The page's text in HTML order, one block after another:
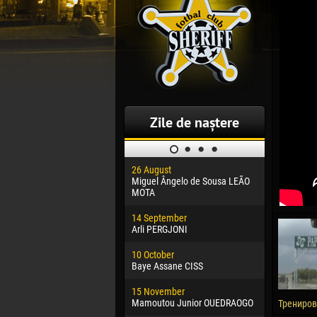
Zile de naștere
26 August
Miguel Ângelo de Sousa LEÃO
MOTA
14 September
Arli PERGJONI
10 October
Baye Assane CISS
15 November
Mamoutou Junior OUEDRAOGO
Dhoraso
24 February
Vladislav
02 March
Veaceslav
09 March
Emmanuel